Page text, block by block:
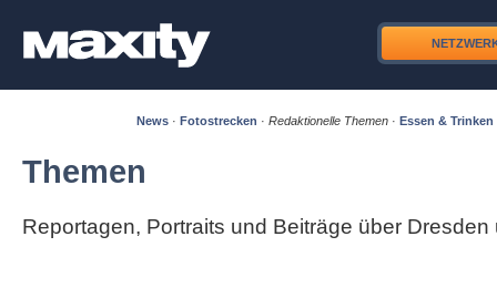
News · Fotostrecken · Redaktionelle Themen · Essen & Trinken
Themen
Reportagen, Portraits und Beiträge über